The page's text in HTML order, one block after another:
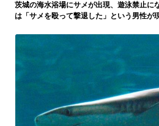
茨城の海水浴場にサメが出現、遊泳禁止に
は「サメを殴って撃退した」という男性が